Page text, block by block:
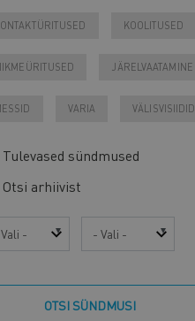
KOOLITUSED
JÄRELVAATAMINE
VARIA VÄLISVISIIDID
Tulevased sündmused
Otsi arhiivist
Kuu
OTSI SÜNDMUSI